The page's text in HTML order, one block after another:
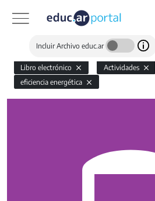
Incluir Archivo educ.ar
Libro electrónico Actividades
eficiencia energética